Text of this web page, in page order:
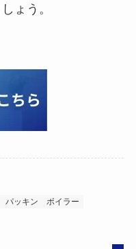
ょう。
パッキン
ボイラー